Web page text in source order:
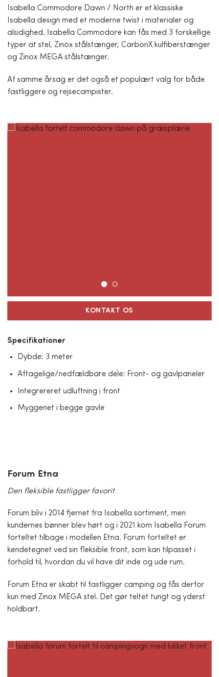
Isabella Commodore Dawn / North er et klassiske
Isabella design med et moderne twist i materialer og
alsidighed. Isabella Commodore kan fås med 3 forskellige
typer at stel, Zinox stålstænger, CarbonX kulfiberstænger
og Zinox MEGA stålstænger.
Af samme årsag er det også et populært valg for både
fastliggere og rejsecampister.
KONTAKT OS
Specifikationer
Dybde: 3 meter
Aftagelige/nedfældbare dele: Front- og gavlpaneler
Integrereret udluftning i front
Myggenet i begge gavle
Forum Etna
Den fleksible fastligger favorit
Forum bliv i 2014 fjernet fra Isabella sortiment, men
kundernes bønner blev hørt og i 2021 kom Isabella Forum
forteltet tilbage i modellen Etna. Forum forteltet er
kendetegnet ved sin fleksible front, som kan tilpasset i
forhold til, hvordan du vil have dit inde og ude rum.
Forum Etna er skabt til fastligger camping og fås derfor
kun med Zinox MEGA stel. Det gør teltet tungt og yderst
holdbart.